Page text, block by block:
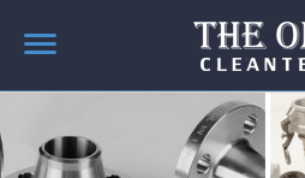
TRANG CHỦ